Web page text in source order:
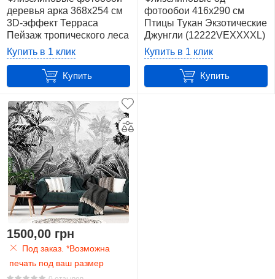
деревья арка 368x254 см
3D-эффект Терраса
Пейзаж тропического леса
(14093V8) +клей
Купить в 1 клик
Купить
фотообои 416x290 см
Птицы Тукан Экзотические
Джунгли (12222VEXXXXL)
+клей
Купить в 1 клик
Купить
1500,00 грн
Под заказ. *Возможна
печать под ваш размер